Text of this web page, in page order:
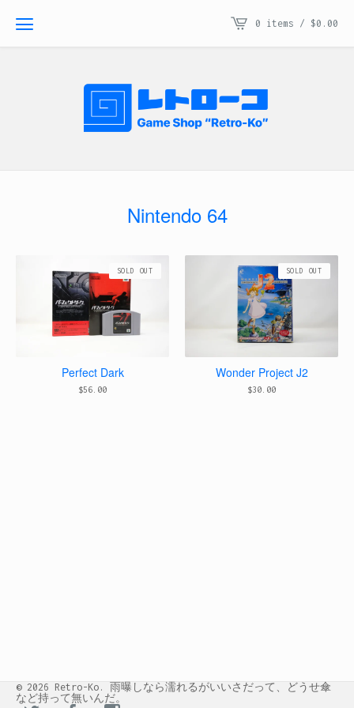
0 items / $0.00
Nintendo 64
Perfect Dark
$56.00
SOLD OUT
Wonder Project J2
$30.00
SOLD OUT
© 2026 Retro-Ko. 雨曝しなら濡れるがいいさだって、どうせ傘
など持って無いんだ。